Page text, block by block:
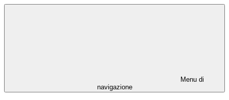
Menu di
navigazione